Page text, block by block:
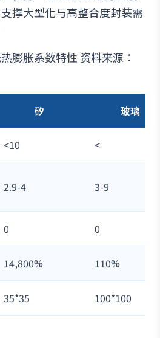
撑大型化与高整合度封装需
膨胀系数特性 资料来源：
矽 玻璃
<10 <
2.9-4 3-9
0 0
14,800% 110%
35*35 100*100